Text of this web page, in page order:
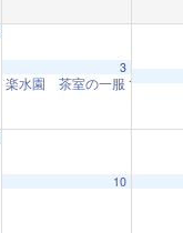
3
楽水園 茶室の一服 10:00 AM
10